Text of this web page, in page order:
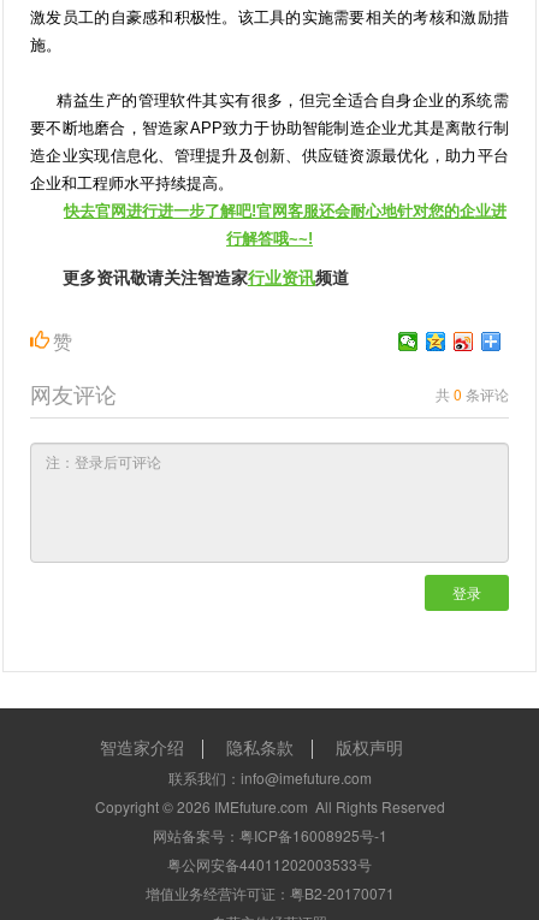
激发员工的自豪感和积极性。该工具的实施需要相关的考核和激励措
施。
精益生产的管理软件其实有很多，但完全适合自身企业的系统需
要不断地磨合，智造家APP致力于协助智能制造企业尤其是离散行制
造企业实现信息化、管理提升及创新、供应链资源最优化，助力平台
企业和工程师水平持续提高。
快去官网进行进一步了解吧!官网客服还会耐心地针对您的企业进
行解答哦~~!
更多资讯敬请关注智造家行业资讯频道
赞
网友评论 共0 条评论
登录
智造家介绍 隐私条款 版权声明
联系我们：info@imefuture.com
Copyright ©2026 IMEfuture.com All Rights Reserved
网站备案号：粤ICP备16008925号-1
粤公网安备44011202003533号
增值业务经营许可证：粤B2-20170071